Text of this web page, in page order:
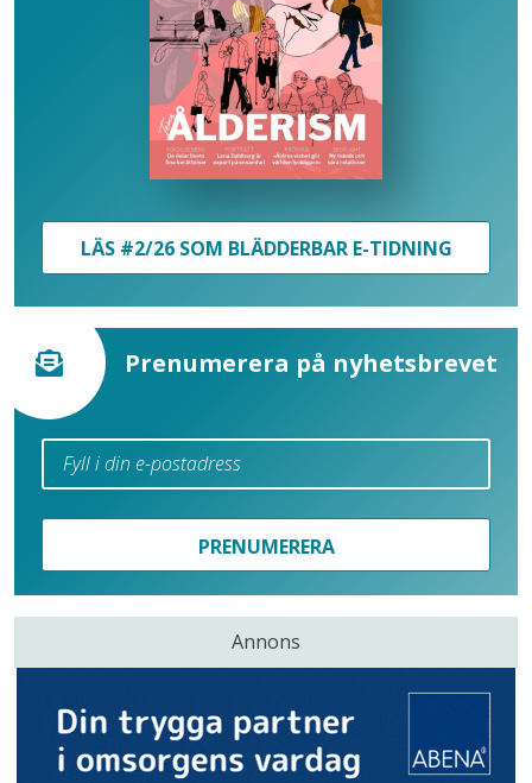
LÄS #2/26 SOM BLÄDDERBAR E-TIDNING
Prenumerera på nyhetsbrevet
PRENUMERERA
Annons